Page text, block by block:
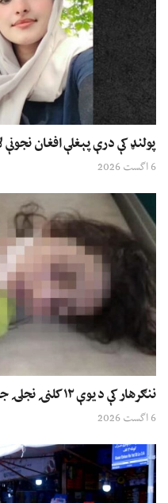
پولنډ کې درې پېغلې افغان
6 اگست 2026
ننګرهار کې د یوې ۱۲ کلنۍ نجلۍ جسد موندل شوی
6 اگست 2026